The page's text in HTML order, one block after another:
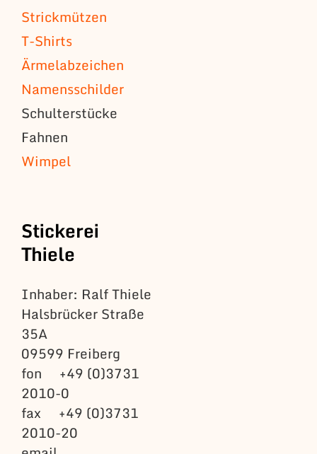
Strickmützen
T-Shirts
Ärmelabzeichen
Namensschilder
Schulterstücke
Fahnen
Wimpel
Stickerei
Thiele
Inhaber: Ralf Thiele
Halsbrücker Straße
35A
09599 Freiberg
fon +49 (0)3731
2010-0
fax +49 (0)3731
2010-20